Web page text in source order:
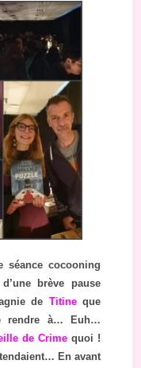
séance cocooning
brève pause
de Titineque
rendre à… Euh…
de Crimequoi !
En avant